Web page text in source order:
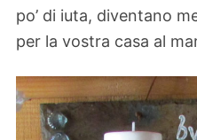
po’ di iuta, diventano
per la vostra casa al